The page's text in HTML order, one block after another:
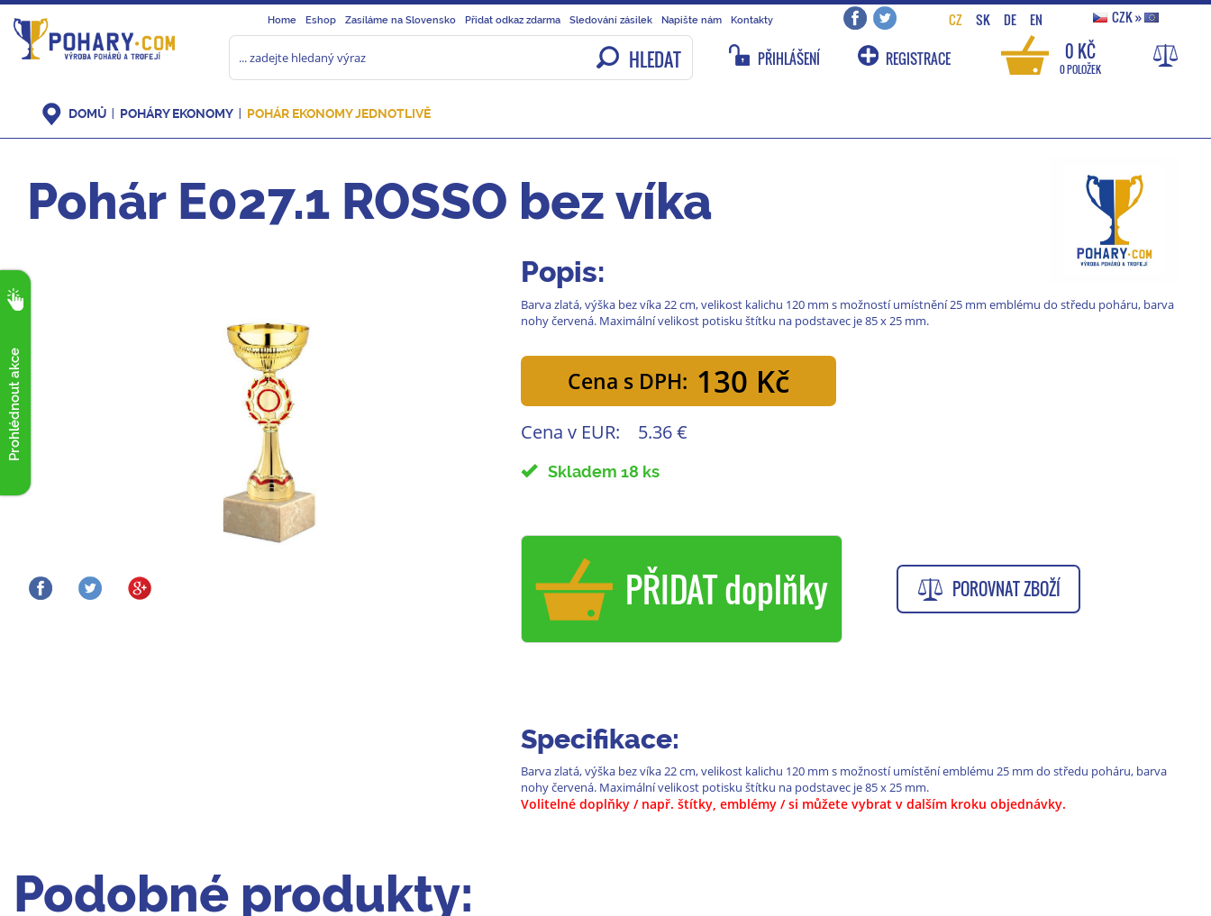
Home Eshop Zasíláme na Slovensko Přidat odkaz zdarma Sledování zásilek Napište nám Kontakty CZ SK DE EN CZK»
HLEDAT PŘIHLÁŠENÍ REGISTRACE 0 KČ
0 POLOŽEK
Prohlédnout akce
DOMŮ POHÁRY EKONOMY POHÁR EKONOMY JEDNOTLIVĚ
Pohár E027.1 ROSSO bez víka
Popis:
Barva zlatá, výška bez víka 22 cm, velikost kalichu 120 mm s možností umístnění 25 mm emblému do středu poháru, barva
nohy červená. Maximální velikost potisku štítku na podstavec je 85 x 25 mm.
Cena s DPH: 130 Kč
Cena v EUR: 5.36 €
Skladem 18 ks
PŘIDAT doplňky POROVNAT ZBOŽÍ
Specifikace:
Barva zlatá, výška bez víka 22 cm, velikost kalichu 120 mm s možností umístění emblému 25 mm do středu poháru, barva
nohy červená. Maximální velikost potisku štítku na podstavec je 85 x 25 mm.
Volitelné doplňky / např. štítky, emblémy / si můžete vybrat v dalším kroku objednávky.
Podobné produkty: